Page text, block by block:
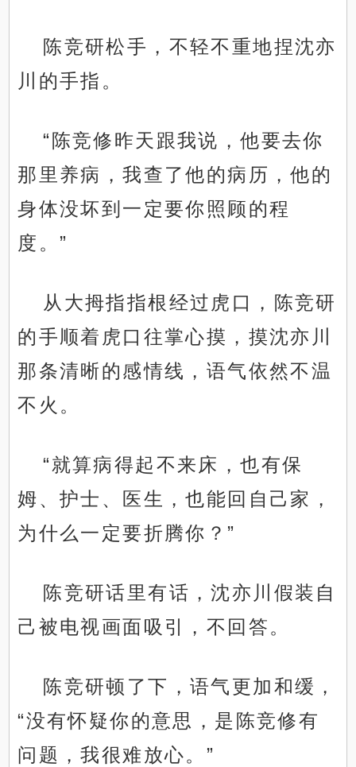
陈竞研松手，不轻不重地捏沈亦
川的手指。
“陈竞修昨天跟我说，他要去你
那里养病，我查了他的病历，他的
身体没坏到一定要你照顾的程
度。”
从大拇指指根经过虎口，陈竞研
的手顺着虎口往掌心摸，摸沈亦川
那条清晰的感情线，语气依然不温
不火。
“就算病得起不来床，也有保
姆、护士、医生，也能回自己家，
为什么一定要折腾你？”
陈竞研话里有话，沈亦川假装自
己被电视画面吸引，不回答。
陈竞研顿了下，语气更加和缓，
“没有怀疑你的意思，是陈竞修有
问题，我很难放心。”